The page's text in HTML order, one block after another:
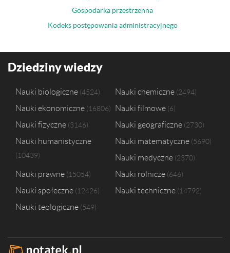
Gospodarka przestrzenna
Kodeks postępowania administracyjnego
Dziedziny wiedzy
Nauki biologiczne 4524 Nauki chemiczne 2494
Nauki ekonomiczne 16806 Nauki filmowe 6
Nauki fizyczne 3146 Nauki geograficzne 2730
Nauki humanistyczne
10439
Nauki matematyczne 5690
Nauki medyczne 2370
Nauki prawne 15054 Nauki rolnicze 646
Nauki społeczne 12426 Nauki techniczne 14792
Nauki teologiczne 549